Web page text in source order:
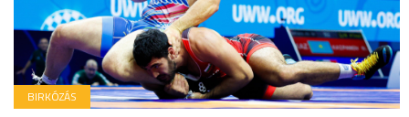
BIRKÓZÁS